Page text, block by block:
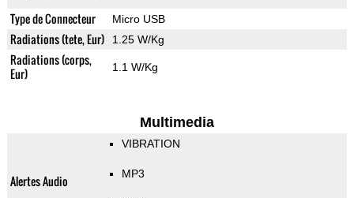
Type de Connecteur Micro USB
Radiations (tete, Eur) 1.25 W/Kg
Radiations (corps,
Eur)
1.1 W/Kg
Multimedia
Alertes Audio
VIBRATION
MP3